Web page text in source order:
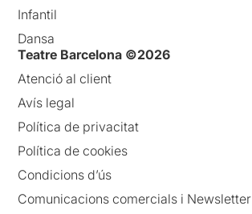
Infantil
Dansa
Teatre Barcelona ©2026
Atenció al client
Avís legal
Política de privacitat
Política de cookies
Condicions d’ús
Comunicacions comercials i Newsletter